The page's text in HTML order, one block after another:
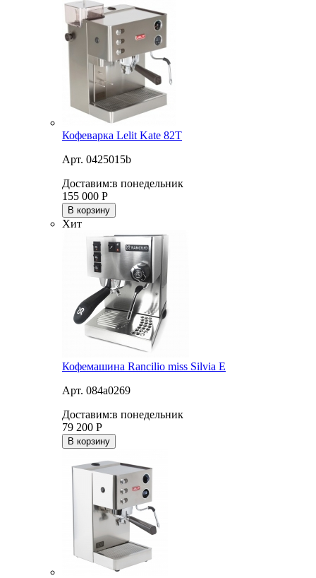
Кофеварка Lelit Kate 82T
Арт. 0425015b
Доставим:в понедельник
155 000 Р
В корзину
Хит
Кофемашина Rancilio miss Silvia E
Арт. 084a0269
Доставим:в понедельник
79 200 Р
В корзину